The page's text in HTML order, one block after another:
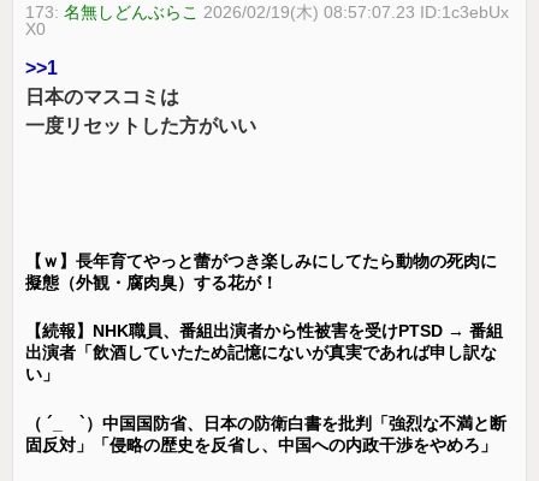
173:名無しどんぶらこ 2026/02/19(木) 08:57:07.23 ID:1c3ebUx
X0
>>1
日本のマスコミは
一度リセットした方がいい
【ｗ】長年育てやっと蕾がつき楽しみにしてたら動物の死肉に
擬態（外観・腐肉臭）する花が！
【続報】NHK職員、番組出演者から性被害を受けPTSD → 番組
出演者「飲酒していたため記憶にないが真実であれば申し訳な
い」
（ ´_ゝ`）中国国防省、日本の防衛白書を批判「強烈な不満と断
固反対」「侵略の歴史を反省し、中国への内政干渉をやめろ」